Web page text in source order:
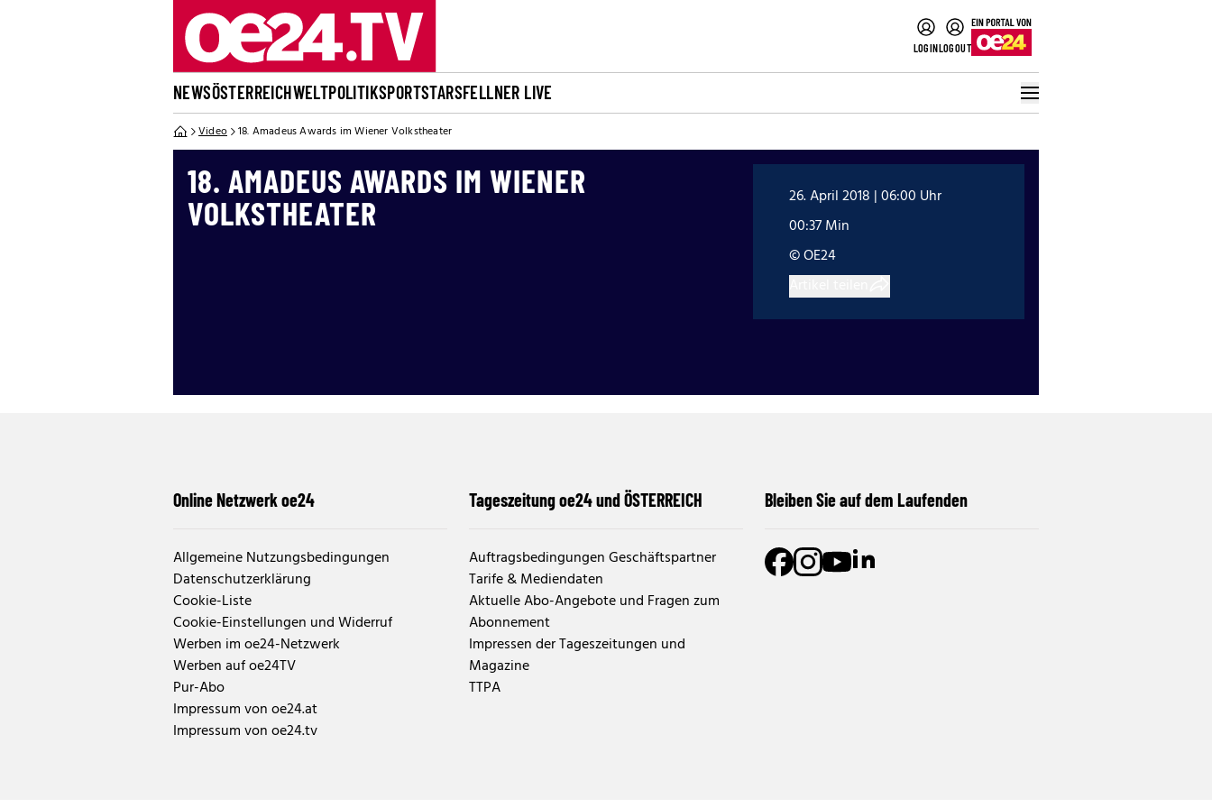
LOGINLOGOUT
NEWSÖSTERREICHWELTPOLITIKSPORTSTARSFELLNER LIVE
Video 18. Amadeus Awards im Wiener Volkstheater
18. AMADEUS AWARDS IM WIENER
VOLKSTHEATER
26. April 2018 | 06:00 Uhr
00:37 Min
© OE24
Online Netzwerk oe24
Allgemeine Nutzungsbedingungen
Datenschutzerklärung
Cookie-Liste
Cookie-Einstellungen und Widerruf
Werben im oe24-Netzwerk
Werben auf oe24TV
Pur-Abo
Impressum von oe24.at
Impressum von oe24.tv
Tageszeitung oe24 und ÖSTERREICH
Auftragsbedingungen Geschäftspartner
Tarife & Mediendaten
Aktuelle Abo-Angebote und Fragen zum
Abonnement
Impressen der Tageszeitungen und
Magazine
TTPA
Bleiben Sie auf dem Laufenden